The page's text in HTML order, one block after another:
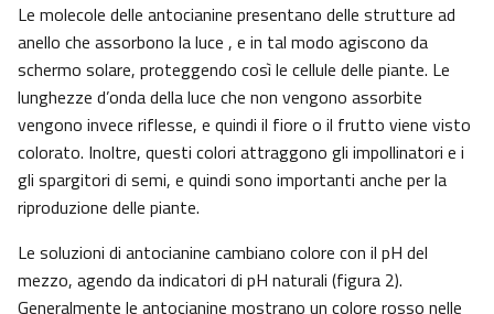
Le molecole delle antocianine presentano delle strutture ad
anello che assorbono la luce , e in tal modo agiscono da
schermo solare, proteggendo così le cellule delle piante. Le
lunghezze d’onda della luce che non vengono assorbite
vengono invece riflesse, e quindi il fiore o il frutto viene visto
colorato. Inoltre, questi colori attraggono gli impollinatori e i
gli spargitori di semi, e quindi sono importanti anche per la
riproduzione delle piante.
Le soluzioni di antocianine cambiano colore con il pH del
mezzo, agendo da indicatori di pH naturali (figura 2).
Generalmente le antocianine mostrano un colore rosso nelle